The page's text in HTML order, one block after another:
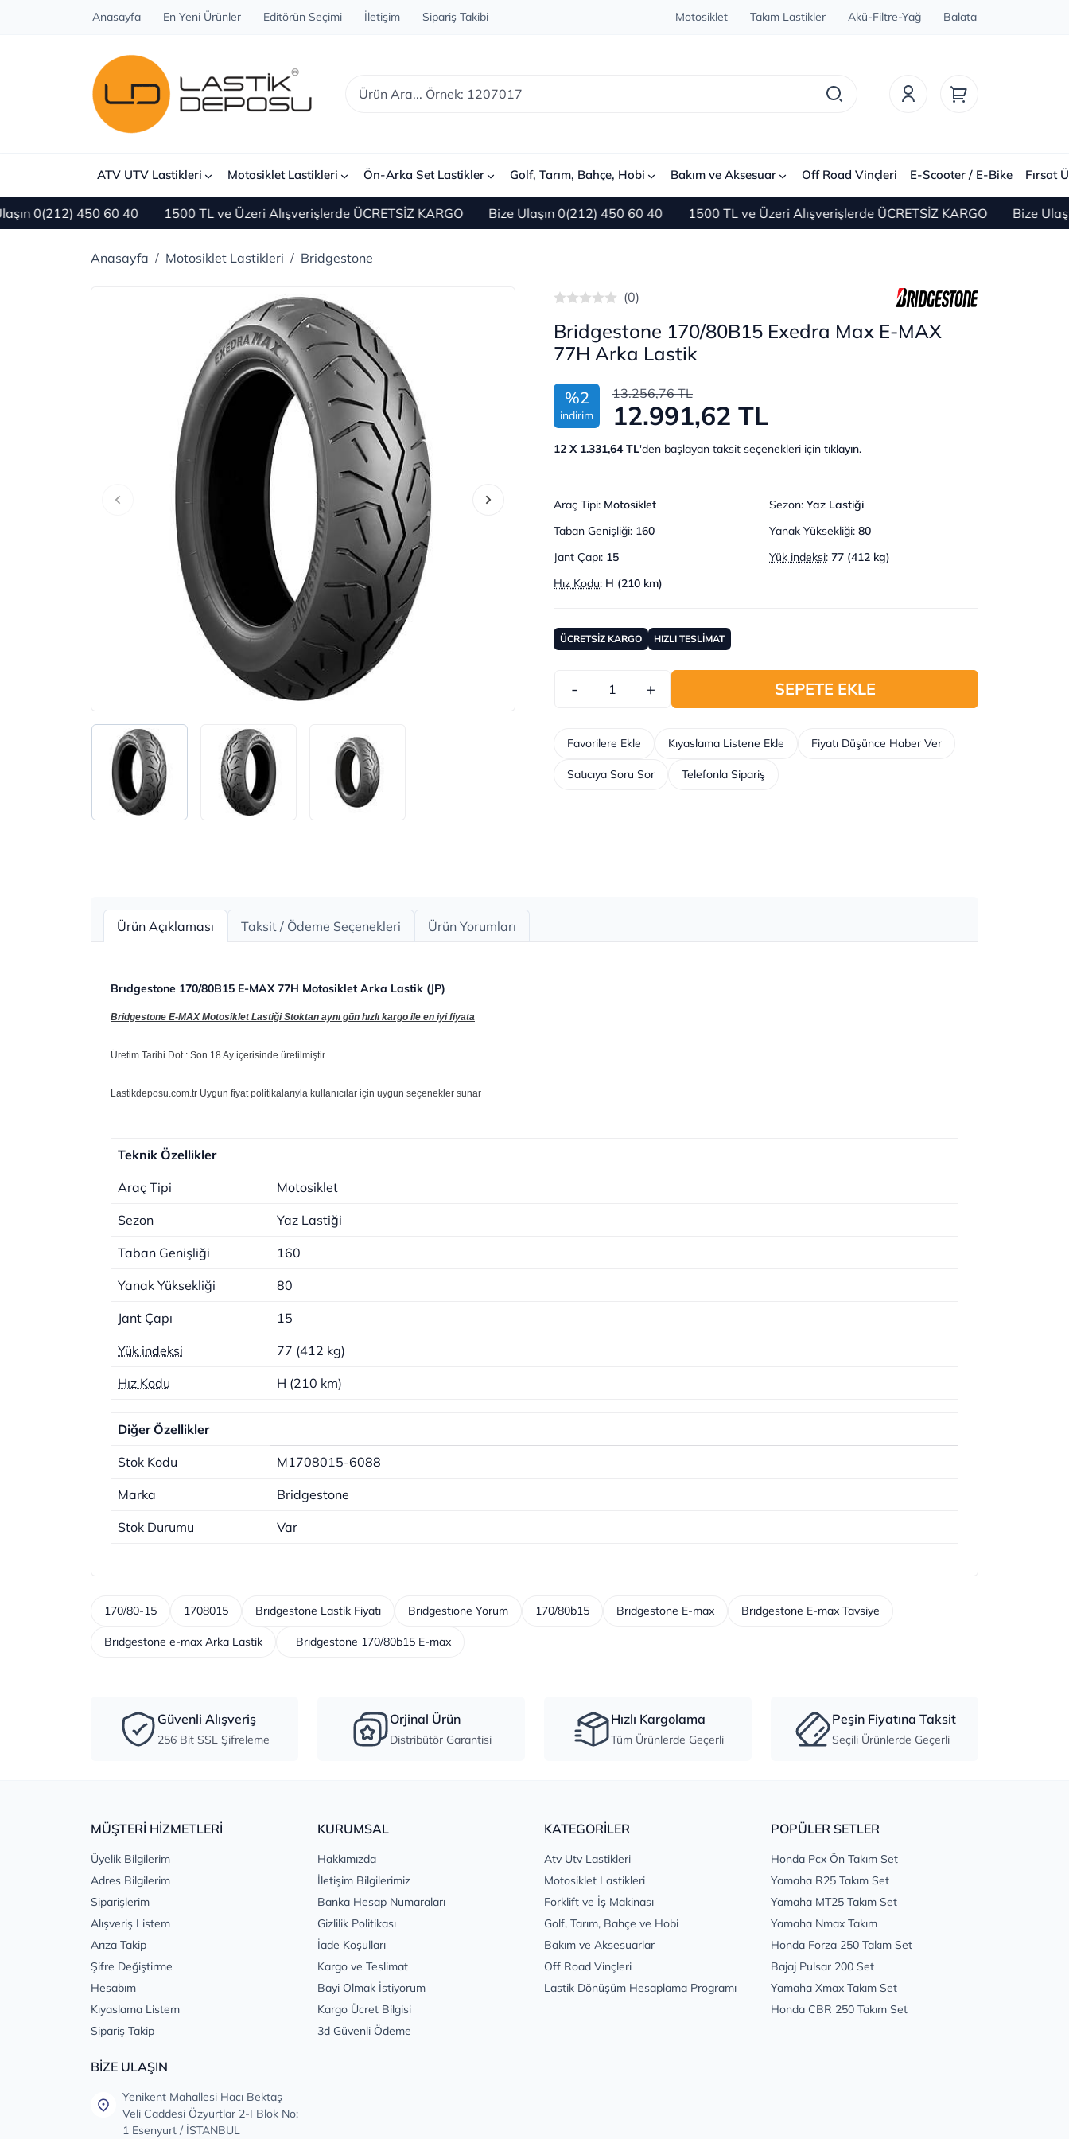
Anasayfa En Yeni Ürünler Editörün Seçimi İletişim Sipariş Takibi Motosiklet Takım Lastikler Akü-Filtre-Yağ Balata
ATV UTV Lastikleri Motosiklet Lastikleri Ön-Arka Set Lastikler Golf, Tarım, Bahçe, Hobi Bakım ve Aksesuar Off Road Vinçleri E-Scooter / E-Bike Fırsat
450 60 40 1500 TL ve Üzeri Alışverişlerde ÜCRETSİZ KARGO Bize Ulaşın 0(212) 450 60 40 1500 TL ve Üzeri Alışverişlerde ÜCRETSİZ KARGO Bize Ulaşın
Anasayfa Motosiklet Lastikleri Bridgestone
(0)
Bridgestone 170/80B15 Exedra Max E-MAX
77H Arka Lastik
%2
indirim
13.256,76 TL
12.991,62 TL
12 X 1.331,64 TL'den başlayan taksit seçenekleri için tıklayın.
Araç Tipi: Motosiklet Sezon: Yaz Lastiği
Taban Genişliği: 160 Yanak Yüksekliği: 80
Jant Çapı: 15 Yük indeksi: 77 (412 kg)
Hız Kodu: H (210 km)
ÜCRETSİZ KARGO HIZLI TESLİMAT
- + SEPETE EKLE
Telefonla Sipariş
Kıyaslama Listene Ekle
Favorilere Ekle Fiyatı Düşünce Haber Ver
Satıcıya Soru Sor
Ürün Açıklaması Taksit / Ödeme Seçenekleri Ürün Yorumları
Brıdgestone 170/80B15 E-MAX 77H Motosiklet Arka Lastik (JP)
Bridgestone E-MAX Motosiklet Lastiği Stoktan aynı gün hızlı kargo ile en iyi fiyata
Üretim Tarihi Dot : Son 18 Ay içerisinde üretilmiştir.
Lastikdeposu.com.tr Uygun fiyat politikalarıyla kullanıcılar için uygun seçenekler sunar
Teknik Özellikler
Araç Tipi Motosiklet
Sezon Yaz Lastiği
Taban Genişliği 160
Yanak Yüksekliği 80
Jant Çapı 15
Yük indeksi 77 (412 kg)
Hız Kodu H (210 km)
Diğer Özellikler
Stok Kodu M1708015-6088
Marka Bridgestone
Stok Durumu Var
170/80-15 1708015 Brıdgestone Lastik Fiyatı Brıdgestıone Yorum 170/80b15 Brıdgestone E-max Brıdgestone E-max Tavsiye
Brıdgestone e-max Arka Lastik Brıdgestone 170/80b15 E-max
Güvenli Alışveriş
256 Bit SSL Şifreleme
Orjinal Ürün
Distribütör Garantisi
Hızlı Kargolama
Tüm Ürünlerde Geçerli
Peşin Fiyatına Taksit
Seçili Ürünlerde Geçerli
MÜŞTERİ HİZMETLERİ
Üyelik Bilgilerim
Adres Bilgilerim
Siparişlerim
Alışveriş Listem
Arıza Takip
Şifre Değiştirme
Hesabım
Kıyaslama Listem
Sipariş Takip
KURUMSAL
Hakkımızda
İletişim Bilgilerimiz
Banka Hesap Numaraları
Gizlilik Politikası
İade Koşulları
Kargo ve Teslimat
Bayi Olmak İstiyorum
Kargo Ücret Bilgisi
3d Güvenli Ödeme
KATEGORİLER
Atv Utv Lastikleri
Motosiklet Lastikleri
Forklift ve İş Makinası
Golf, Tarım, Bahçe ve Hobi
Bakım ve Aksesuarlar
Off Road Vinçleri
Lastik Dönüşüm Hesaplama Programı
POPÜLER SETLER
Honda Pcx Ön Takım Set
Yamaha R25 Takım Set
Yamaha MT25 Takım Set
Yamaha Nmax Takım
Honda Forza 250 Takım Set
Bajaj Pulsar 200 Set
Yamaha Xmax Takım Set
Honda CBR 250 Takım Set
BİZE ULAŞIN
Yenikent Mahallesi Hacı Bektaş
Veli Caddesi Özyurtlar 2-I Blok No:
1 Esenyurt / İSTANBUL